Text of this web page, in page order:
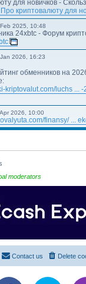
для новичков -
криптовалюту для
2025, 10:48
24xbtc - Форум
2026, 16:23
обменников на
kriptovalut.com/luchs ...
2026, 10:00
finansy/ ...
moderators
Delete
Contact us